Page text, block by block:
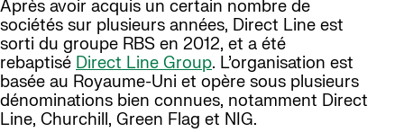
Après avoir acquis un certain nombre de
sociétés sur plusieurs années, Direct Line est
sorti du groupe RBS en 2012, et a été
rebaptisé Direct Line Group. L’organisation est
basée au Royaume-Uni et opère sous plusieurs
dénominations bien connues, notamment Direct
Line, Churchill, Green Flag et NIG.